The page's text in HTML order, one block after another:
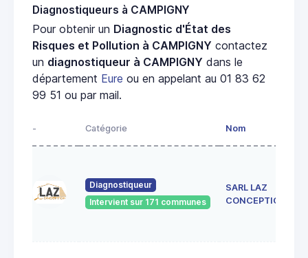
Diagnostiqueurs à CAMPIGNY
Pour obtenir un Diagnostic d'État des
Risques et Pollution à CAMPIGNY contactez
un diagnostiqueur à CAMPIGNY dans le
département Eure ou en appelant au 01 83 62
99 51 ou par mail.
- Catégorie Nom
Diagnostiqueur
Intervient sur 171 communes
SARL LAZ
CONCEPTION